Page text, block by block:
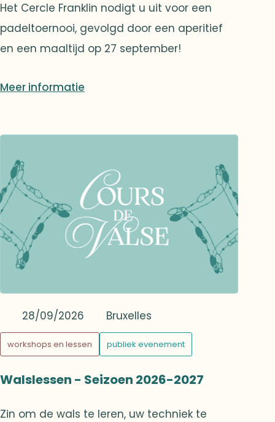
Het Cercle Franklin nodigt u uit voor een
padeltoernooi, gevolgd door een aperitief
en een maaltijd op 27 september!
Meer informatie
28/09/2026 Bruxelles
workshops en lessen publiek evenement
Walslessen - Seizoen 2026-2027
Zin om de wals te leren, uw techniek te